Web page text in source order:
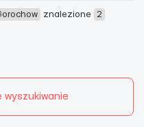
znalezione
2